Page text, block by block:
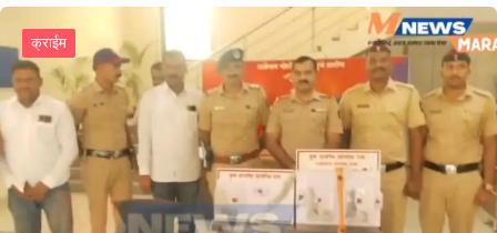
क्राईम